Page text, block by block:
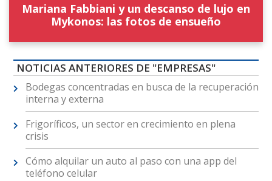
Mariana Fabbiani y un descanso de lujo en
Mykonos: las fotos de ensueño
NOTICIAS ANTERIORES DE "EMPRESAS"
Bodegas concentradas en busca de la recuperación
interna y externa
Frigoríficos, un sector en crecimiento en plena
crisis
Cómo alquilar un auto al paso con una app del
teléfono celular